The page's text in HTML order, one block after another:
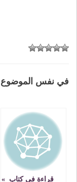
في نفس الموضوع
قراءة في كتاب »